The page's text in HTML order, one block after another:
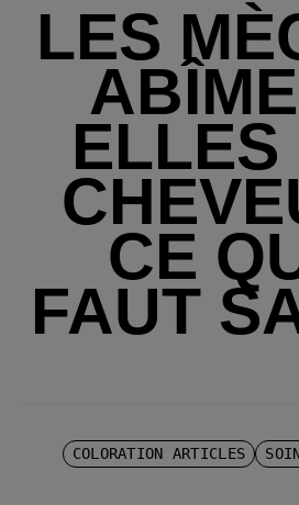
LES
ELLES
CE
FAUT
COLORATION ARTICLES